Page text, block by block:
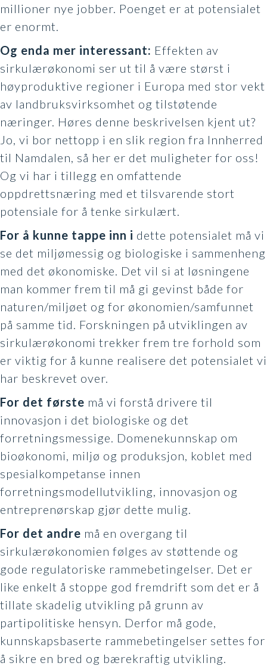
millioner nye jobber. Poenget er at potensialet
er enormt.
Og enda mer interessant: Effekten av
sirkulærøkonomi ser ut til å være størst i
høyproduktive regioner i Europa med stor vekt
av landbruksvirksomhet og tilstøtende
næringer. Høres denne beskrivelsen kjent ut?
Jo, vi bor nettopp i en slik region fra Innherred
til Namdalen, så her er det muligheter for oss!
Og vi har i tillegg en omfattende
oppdrettsnæring med et tilsvarende stort
potensiale for å tenke sirkulært.
For å kunne tappe inn i dette potensialet må vi
se det miljømessig og biologiske i sammenheng
med det økonomiske. Det vil si at løsningene
man kommer frem til må gi gevinst både for
naturen/miljøet og for økonomien/samfunnet
på samme tid. Forskningen på utviklingen av
sirkulærøkonomi trekker frem tre forhold som
er viktig for å kunne realisere det potensialet vi
har beskrevet over.
For det første må vi forstå drivere til
innovasjon i det biologiske og det
forretningsmessige. Domenekunnskap om
bioøkonomi, miljø og produksjon, koblet med
spesialkompetanse innen
forretningsmodellutvikling, innovasjon og
entreprenørskap gjør dette mulig.
For det andre må en overgang til
sirkulærøkonomien følges av støttende og
gode regulatoriske rammebetingelser. Det er
like enkelt å stoppe god fremdrift som det er å
tillate skadelig utvikling på grunn av
partipolitiske hensyn. Derfor må gode,
kunnskapsbaserte rammebetingelser settes for
å sikre en bred og bærekraftig utvikling.